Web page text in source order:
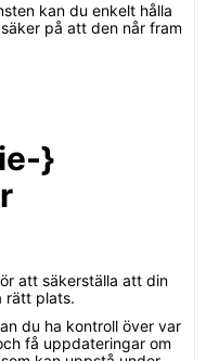
kan du enkelt hålla
på att den når fram
}
att säkerställa att din
rätt plats.
du ha kontroll över var
få uppdateringar om